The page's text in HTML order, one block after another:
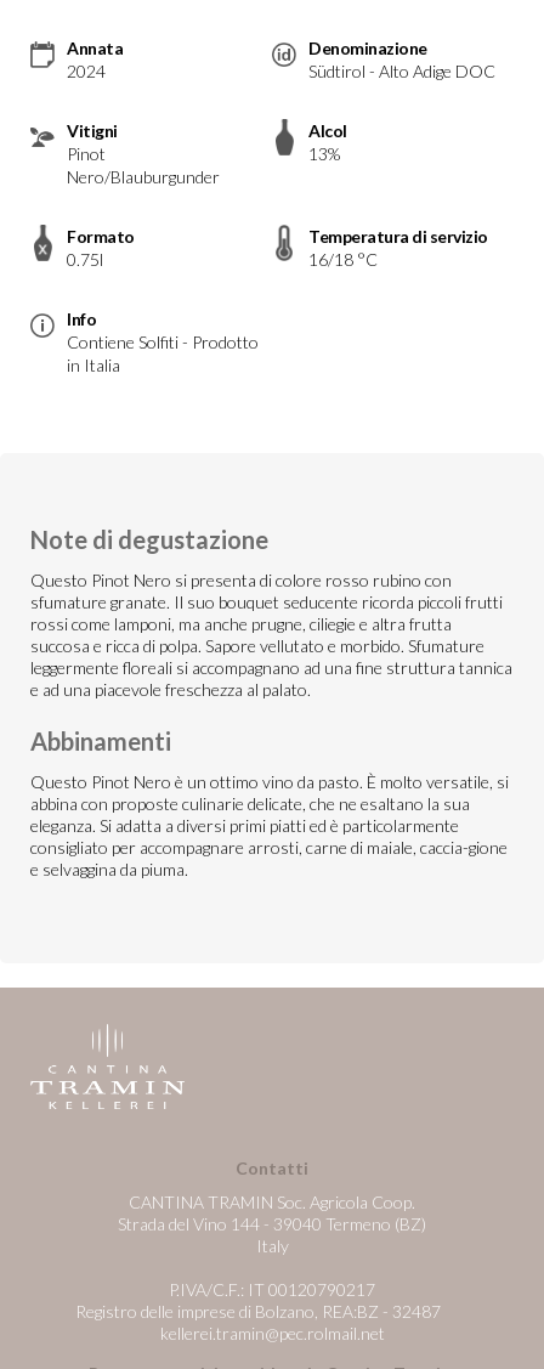
Annata
2024
Denominazione
Südtirol - Alto Adige DOC
Vitigni
Pinot
Nero/Blauburgunder
Alcol
13%
Formato
0.75l
Temperatura di servizio
16/18 °C
Info
Contiene Solfiti - Prodotto
in Italia
Note di degustazione
Questo Pinot Nero si presenta di colore rosso rubino con
sfumature granate. Il suo bouquet seducente ricorda piccoli frutti
rossi come lamponi, ma anche prugne, ciliegie e altra frutta
succosa e ricca di polpa. Sapore vellutato e morbido. Sfumature
leggermente floreali si accompagnano ad una fine struttura tannica
e ad una piacevole freschezza al palato.
Abbinamenti
Questo Pinot Nero è un ottimo vino da pasto. È molto versatile, si
abbina con proposte culinarie delicate, che ne esaltano la sua
eleganza. Si adatta a diversi primi piatti ed è particolarmente
consigliato per accompagnare arrosti, carne di maiale, caccia-gione
e selvaggina da piuma.
Contatti
CANTINA TRAMIN Soc. Agricola Coop.
Strada del Vino 144 - 39040 Termeno (BZ)
Italy
P.IVA/C.F.: IT 00120790217
Registro delle imprese di Bolzano, REA:BZ - 32487
kellerei.tramin@pec.rolmail.net